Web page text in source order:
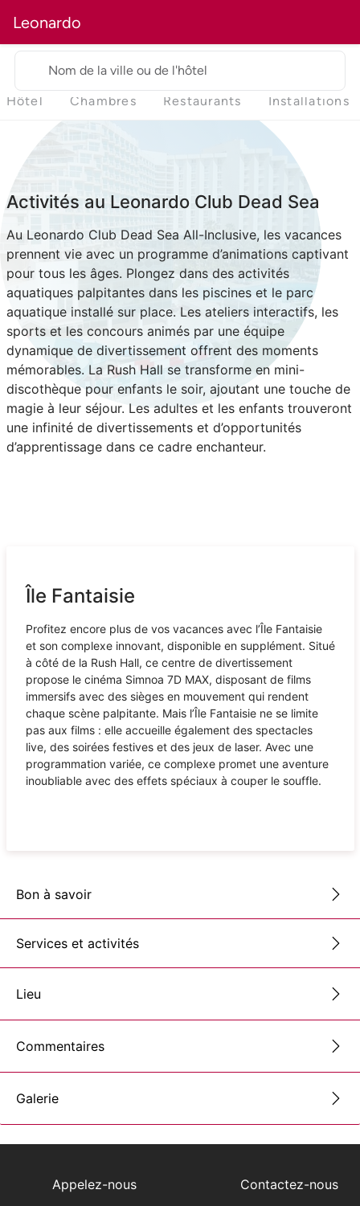
Leonardo
Nom de la ville ou de l'hôtel
Hôtel Chambres Restaurants Installations
Activités au Leonardo Club Dead Sea
Au Leonardo Club Dead Sea All-Inclusive, les vacances
prennent vie avec un programme d’animations captivant
pour tous les âges. Plongez dans des activités
aquatiques palpitantes dans les piscines et le parc
aquatique installé sur place. Les ateliers interactifs, les
sports et les concours animés par une équipe
dynamique de divertissement offrent des moments
mémorables. La Rush Hall se transforme en mini-
discothèque pour enfants le soir, ajoutant une touche de
magie à leur séjour. Les adultes et les enfants trouveront
une infinité de divertissements et d’opportunités
d’apprentissage dans ce cadre enchanteur.
Île Fantaisie
Profitez encore plus de vos vacances avec l’Île Fantaisie
et son complexe innovant, disponible en supplément. Situé
à côté de la Rush Hall, ce centre de divertissement
propose le cinéma Simnoa 7D MAX, disposant de films
immersifs avec des sièges en mouvement qui rendent
chaque scène palpitante. Mais l’Île Fantaisie ne se limite
pas aux films : elle accueille également des spectacles
live, des soirées festives et des jeux de laser. Avec une
programmation variée, ce complexe promet une aventure
inoubliable avec des effets spéciaux à couper le souffle.
Bon à savoir
Services et activités
Lieu
Commentaires
Galerie
Appelez-nous Contactez-nous